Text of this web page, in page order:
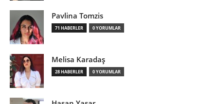
Pavlina Tomzis
71 HABERLER 0 YORUMLAR
Melisa Karadaş
28 HABERLER 0 YORUMLAR